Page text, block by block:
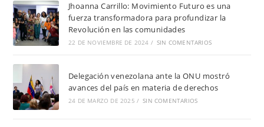
Jhoanna Carrillo: Movimiento Futuro es una
fuerza transformadora para profundizar la
Revolución en las comunidades
22 DE NOVIEMBRE DE 2024 / SIN COMENTARIOS
Delegación venezolana ante la ONU mostró
avances del país en materia de derechos
24 DE MARZO DE 2025 / SIN COMENTARIOS